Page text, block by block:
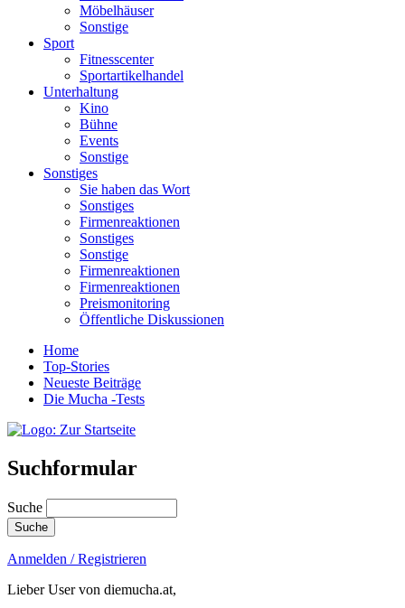
Möbelhäuser
Sonstige
Sport
Fitnesscenter
Sportartikelhandel
Unterhaltung
Kino
Bühne
Events
Sonstige
Sonstiges
Sie haben das Wort
Sonstiges
Firmenreaktionen
Sonstiges
Sonstige
Firmenreaktionen
Firmenreaktionen
Preismonitoring
Öffentliche Diskussionen
Home
Top-Stories
Neueste Beiträge
Die Mucha -Tests
Suchformular
Suche
Anmelden / Registrieren
Lieber User von diemucha.at,